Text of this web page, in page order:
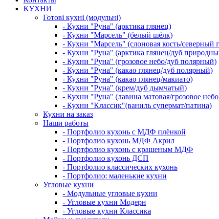
КУХНИ
Готові кухні (модульні)
- Кухни "Руна" (арктика глянец)
- Кухни "Марсель" (белый шёлк)
- Кухни "Марсель" (слоновая кость/северный
- Кухни "Руна" (арктика глянец/дуб
- Кухни "Руна" (грозовое небо/дуб полярный)
- Кухни "Руна" (какао глянец/дуб полярный)
- Кухни "Руна" (какао глянец/макиато)
- Кухни "Руна" (крем/дуб дымчатый)
- Кухни "Руна" (лавина матовая/грозовое
- Кухни "Классик"(ваниль супермат/патина)
Кухни на заказ
Наши работы
- Портфолио кухонь с МДФ плёнкой
- Портфолио кухонь МДФ Акрил
- Портфолио кухонь с крашеным МДФ
- Портфолио кухонь ДСП
- Портфолио классических кухонь
- Портфолио: маленькие кухни
Угловые кухни
- Модульные угловые кухни
- Угловые кухни Модерн
- Угловые кухни Классика